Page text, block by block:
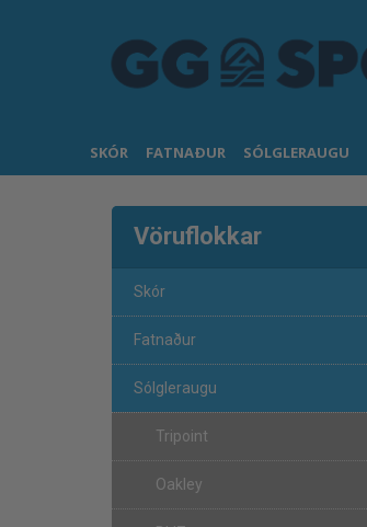
SKÓR FATNAÐUR SÓLGLERAUGU
Vöruflokkar
Skór
Fatnaður
Sólgleraugu
Tripoint
Oakley